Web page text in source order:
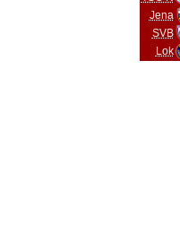
Jena
SVB
Lok